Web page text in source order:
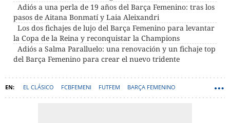
Adiós a una perla de 19 años del Barça Femenino: tras los
pasos de Aitana Bonmatí y Laia Aleixandri
Los dos fichajes de lujo del Barça Femenino para levantar
la Copa de la Reina y reconquistar la Champions
Adiós a Salma Paralluelo: una renovación y un fichaje top
del Barça Femenino para crear el nuevo tridente
EL CLÁSICO FCBFEMENI FUTFEM BARÇA FEMENINO